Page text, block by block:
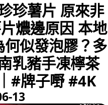
珍薯片 原來非
燶邊原因 本地
似發泡膠？多
乳豬手凍檸茶
#牌子嘢 #4K
13